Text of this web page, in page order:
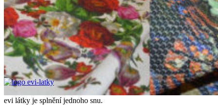
evi látky je splnění jednoho snu.